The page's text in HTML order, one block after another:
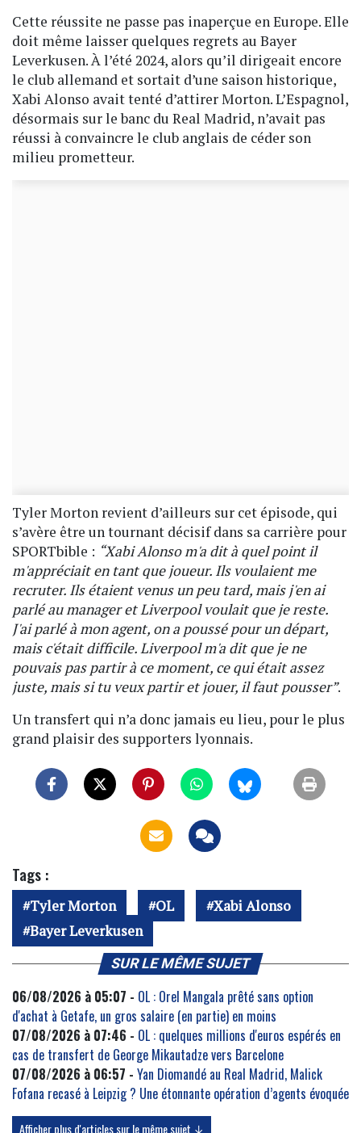
Cette réussite ne passe pas inaperçue en Europe. Elle
doit même laisser quelques regrets au Bayer
Leverkusen. À l’été 2024, alors qu’il dirigeait encore
le club allemand et sortait d’une saison historique,
Xabi Alonso avait tenté d’attirer Morton. L’Espagnol,
désormais sur le banc du Real Madrid, n’avait pas
réussi à convaincre le club anglais de céder son
milieu prometteur.
Tyler Morton revient d’ailleurs sur cet épisode, qui
s’avère être un tournant décisif dans sa carrière pour
SPORTbible : “Xabi Alonso m'a dit à quel point il
m'appréciait en tant que joueur. Ils voulaient me
recruter. Ils étaient venus un peu tard, mais j'en ai
parlé au manager et Liverpool voulait que je reste.
J'ai parlé à mon agent, on a poussé pour un départ,
mais c'était difficile. Liverpool m'a dit que je ne
pouvais pas partir à ce moment, ce qui était assez
juste, mais si tu veux partir et jouer, il faut pousser”.
Un transfert qui n’a donc jamais eu lieu, pour le plus
grand plaisir des supporters lyonnais.
Tags :
Tyler Morton OL
Xabi Alonso
Bayer Leverkusen
SUR LE MÊME SUJET
06/08/2026 à 05:07 - OL : Orel Mangala prêté sans option
d'achat à Getafe, un gros salaire (en partie) en moins
07/08/2026 à 07:46 - OL : quelques millions d'euros espérés en
cas de transfert de George Mikautadze vers Barcelone
07/08/2026 à 06:57 - Yan Diomandé au Real Madrid, Malick
Fofana recasé à Leipzig ? Une étonnante opération d’agents évoquée
Afficher plus d'articles sur le même sujet ↓